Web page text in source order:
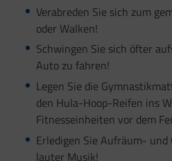
Verabreden Sie sich zum
oder Walken!
Schwingen Sie sich öfter
Auto zu fahren!
Legen Sie die
den Hula-Hoop-Reifen ins
Fitnesseinheiten vor dem
Erledigen Sie Aufräum-
lauter Musik!